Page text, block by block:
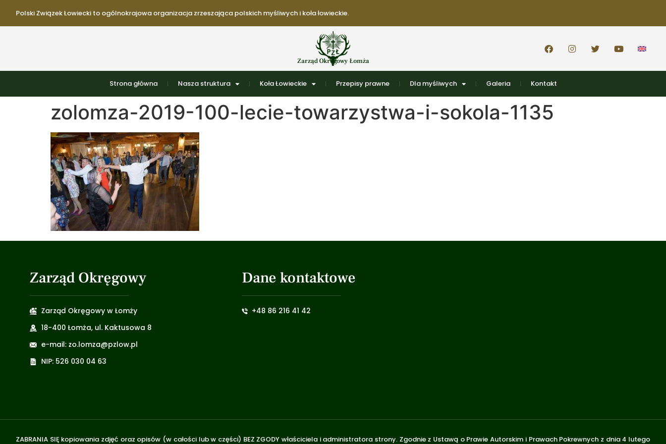
Polski Związek Łowiecki to ogólnokrajowa organizacja zrzeszająca polskich myśliwych i koła łowieckie.
Zarząd Okręgowy Łomża
Strona główna Nasza struktura Koła Łowieckie Przepisy prawne Dla myśliwych Galeria Kontakt
zolomza-2019-100-lecie-towarzystwa-i-sokola-1135
Zarząd Okręgowy
Zarząd Okręgowy w Łomży
18-400 Łomża, ul. Kaktusowa 8
e-mail: zo.lomza@pzlow.pl
NIP: 526 030 04 63
Dane kontaktowe
+48 86 216 41 42
ZABRANIA SIĘ kopiowania zdjęć oraz opisów (w całości lub w części) BEZ ZGODY właściciela i administratora strony. Zgodnie z Ustawą o Prawie Autorskim i Prawach Pokrewnych z dnia 4 lutego